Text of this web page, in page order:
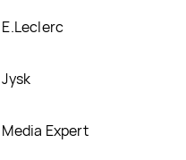
E.Leclerc
Jysk
Media Expert